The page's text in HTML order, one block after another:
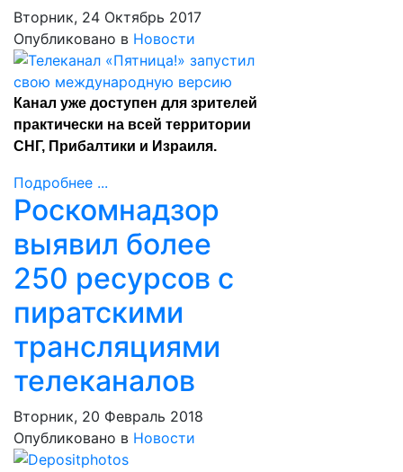
Вторник, 24 Октябрь 2017
Опубликовано в Новости
Канал уже доступен для зрителей
практически на всей территории
СНГ, Прибалтики и Израиля.
Подробнее ...
Роскомнадзор
выявил более
250 ресурсов с
пиратскими
трансляциями
телеканалов
Вторник, 20 Февраль 2018
Опубликовано в Новости